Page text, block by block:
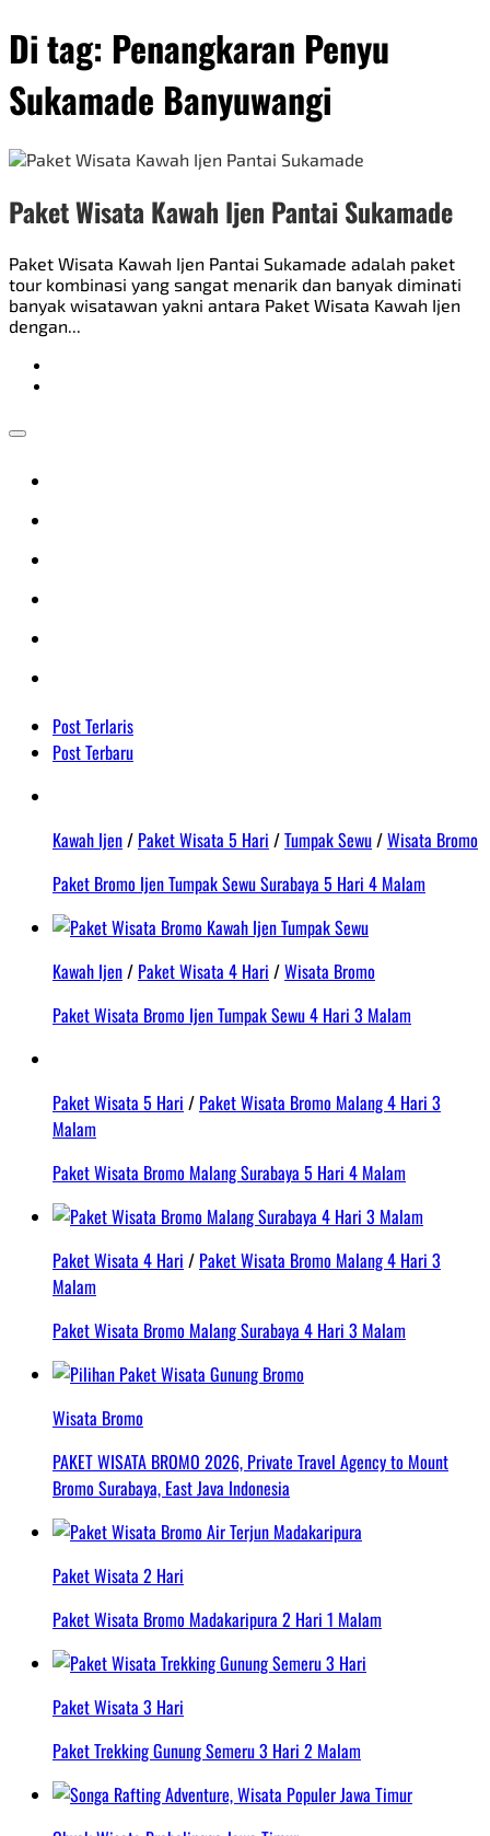
Di tag: Penangkaran Penyu
Sukamade Banyuwangi
Paket Wisata Kawah Ijen Pantai Sukamade
Paket Wisata Kawah Ijen Pantai Sukamade adalah paket
tour kombinasi yang sangat menarik dan banyak diminati
banyak wisatawan yakni antara Paket Wisata Kawah Ijen
dengan...
Post Terlaris
Post Terbaru
Kawah Ijen/ Paket Wisata 5 Hari /Tumpak Sewu/Wisata Bromo
Paket Bromo Ijen Tumpak Sewu Surabaya 5 Hari 4 Malam
Kawah Ijen/ Paket Wisata 4 Hari /Wisata Bromo
Paket Wisata Bromo Ijen Tumpak Sewu 4 Hari 3 Malam
Paket Wisata 5 Hari / Paket Wisata Bromo Malang 4 Hari 3
Malam
Paket Wisata Bromo Malang Surabaya 5 Hari 4 Malam
Paket Wisata 4 Hari / Paket Wisata Bromo Malang 4 Hari 3
Malam
Paket Wisata Bromo Malang Surabaya 4 Hari 3 Malam
Wisata Bromo
PAKET WISATA BROMO 2026, Private Travel Agency to Mount
Bromo Surabaya, East Java Indonesia
Paket Wisata 2 Hari
Paket Wisata Bromo Madakaripura 2 Hari 1 Malam
Paket Wisata 3 Hari
Paket Trekking Gunung Semeru 3 Hari 2 Malam